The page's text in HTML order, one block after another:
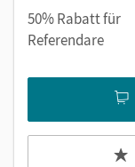
50% Rabatt für
Referendare